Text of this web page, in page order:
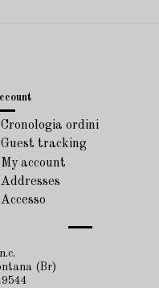
Cronologia ordini
Guest tracking
My account
Addresses
Accesso
(Br)